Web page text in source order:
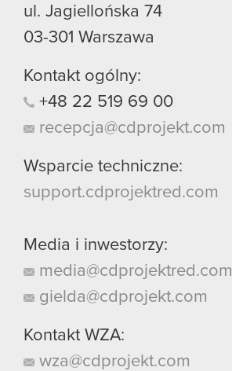
ul. Jagiellońska 74
03-301 Warszawa
Kontakt ogólny:
+48 22 519 69 00
recepcja@cdprojekt.com
Wsparcie techniczne:
support.cdprojektred.com
Media i inwestorzy:
media@cdprojektred.com
gielda@cdprojekt.com
Kontakt WZA:
wza@cdprojekt.com